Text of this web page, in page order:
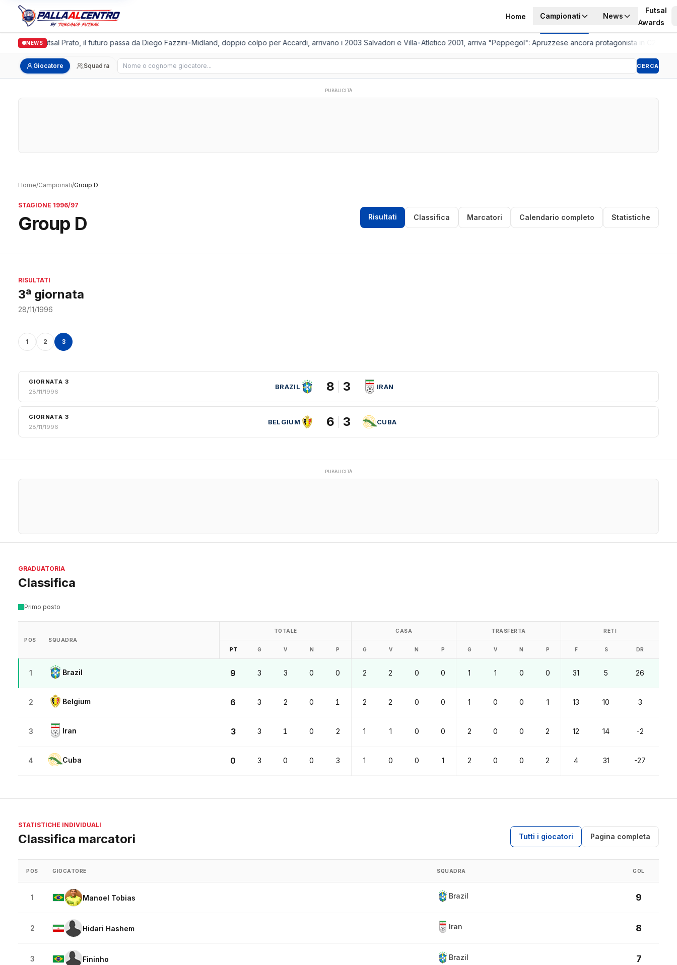
Home Campionati News
Futsal
Awards
NEWS
Italgronda Futsal Prato, il futuro passa da Diego Fazzini•Midland, doppio colpo per Accardi, arrivano i 2003 Salvadori e Villa•Atletico 2001, arriva "Peppegol": Apruzzese ancora protagonista in C2
Giocatore Squadra Cerca giocatore CERCA
PUBBLICITÀ
Home/Campionati/Group D
STAGIONE 1996/97
Group D Risultati Classifica Marcatori Calendario completo Statistiche
RISULTATI
3ª giornata
28/11/1996
1 2 3
GIORNATA 3
28/11/1996
BRAZIL 8 3 IRAN
GIORNATA 3
28/11/1996
BELGIUM 6 3 CUBA
PUBBLICITÀ
GRADUATORIA
Classifica
Primo posto
POS SQUADRA
TOTALE CASA TRASFERTA RETI
PT G V N P G V N P G V N P F S DR
1 Brazil 9 3 3 0 0 2 2 0 0 1 1 0 0 31 5 26
2 Belgium 6 3 2 0 1 2 2 0 0 1 0 0 1 13 10 3
3 Iran 3 3 1 0 2 1 1 0 0 2 0 0 2 12 14 -2
4 Cuba 0 3 0 0 3 1 0 0 1 2 0 0 2 4 31 -27
STATISTICHE INDIVIDUALI
Classifica marcatori Tutti i giocatori Pagina completa
POS GIOCATORE SQUADRA GOL
1 Manoel Tobias Brazil 9
2 Hidari Hashem Iran 8
3 Fininho Brazil 7